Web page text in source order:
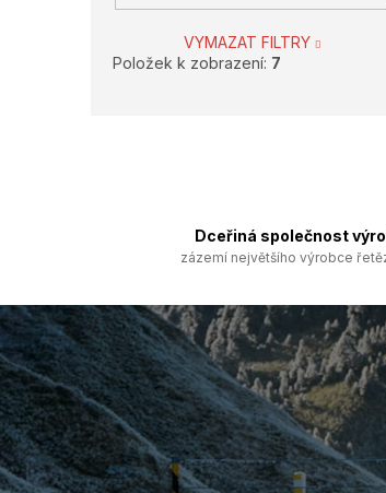
VYMAZAT FILTRY
Položek k zobrazení: 7
Dceřiná společnost
zázemí největšího výrobce
Z
á
p
a
t
í